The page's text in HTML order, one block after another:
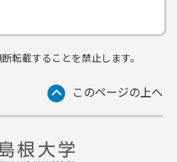
転載することを禁止します。
このページの上へ